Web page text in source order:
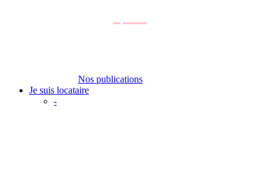
Nos publications
Je suis locataire
-